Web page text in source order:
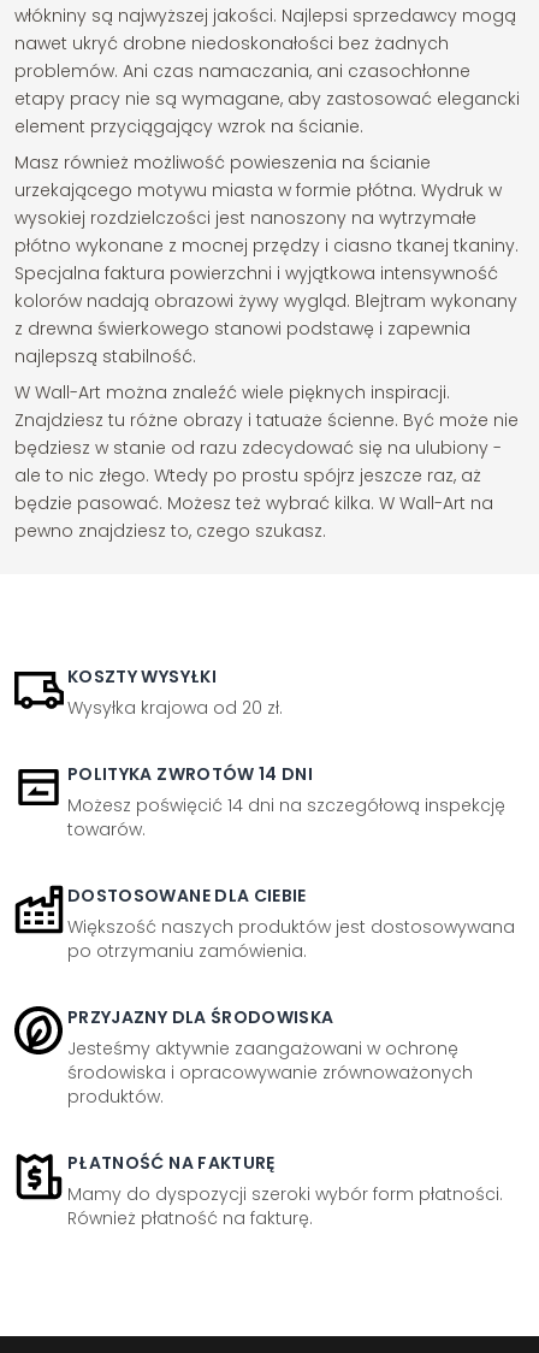
włókniny są najwyższej jakości. Najlepsi sprzedawcy mogą
nawet ukryć drobne niedoskonałości bez żadnych
problemów. Ani czas namaczania, ani czasochłonne
etapy pracy nie są wymagane, aby zastosować elegancki
element przyciągający wzrok na ścianie.
Masz również możliwość powieszenia na ścianie
urzekającego motywu miasta w formie płótna. Wydruk w
wysokiej rozdzielczości jest nanoszony na wytrzymałe
płótno wykonane z mocnej przędzy i ciasno tkanej tkaniny.
Specjalna faktura powierzchni i wyjątkowa intensywność
kolorów nadają obrazowi żywy wygląd. Blejtram wykonany
z drewna świerkowego stanowi podstawę i zapewnia
najlepszą stabilność.
W Wall-Art można znaleźć wiele pięknych inspiracji.
Znajdziesz tu różne obrazy i tatuaże ścienne. Być może nie
będziesz w stanie od razu zdecydować się na ulubiony -
ale to nic złego. Wtedy po prostu spójrz jeszcze raz, aż
będzie pasować. Możesz też wybrać kilka. W Wall-Art na
pewno znajdziesz to, czego szukasz.
KOSZTY WYSYŁKI
Wysyłka krajowa od 20 zł.
POLITYKA ZWROTÓW 14 DNI
Możesz poświęcić 14 dni na szczegółową inspekcję
towarów.
DOSTOSOWANE DLA CIEBIE
Większość naszych produktów jest dostosowywana
po otrzymaniu zamówienia.
PRZYJAZNY DLA ŚRODOWISKA
Jesteśmy aktywnie zaangażowani w ochronę
środowiska i opracowywanie zrównoważonych
produktów.
PŁATNOŚĆ NA FAKTURĘ
Mamy do dyspozycji szeroki wybór form płatności.
Również płatność na fakturę.